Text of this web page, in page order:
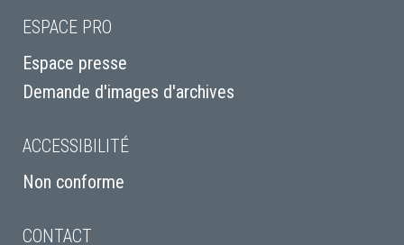
ESPACE PRO
Espace presse
Demande d'images d'archives
ACCESSIBILITÉ
Non conforme
CONTACT